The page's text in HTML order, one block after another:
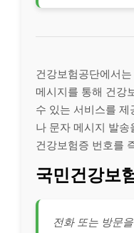
건강보험공단에서
메시지를 통해 건강
수 있는 서비스를 제
나 문자 메시지 발송
건강보험증 번호를
국민건강보
전화 또는 방문